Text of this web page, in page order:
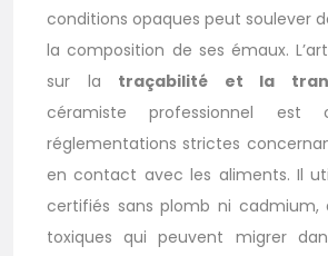
conditions opaques peut soulever
la composition de ses émaux.
sur la traçabilité et la
céramiste professionnel est
réglementations strictes
en contact avec les aliments. Il
certifiés sans plomb ni cadmium,
toxiques qui peuvent migrer